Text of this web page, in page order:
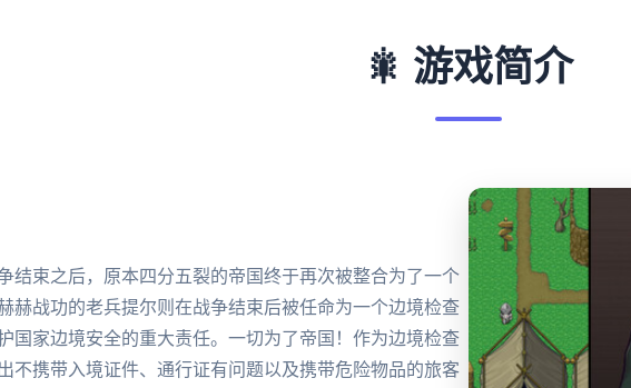
🎇 游戏简介
结束之后，原本四分五裂的帝国终于再次被整合为了一个
赫战功的老兵提尔则在战争结束后被任命为一个边境检查
国家边境安全的重大责任。一切为了帝国！作为边境检查
不携带入境证件、通行证有问题以及携带危险物品的旅客